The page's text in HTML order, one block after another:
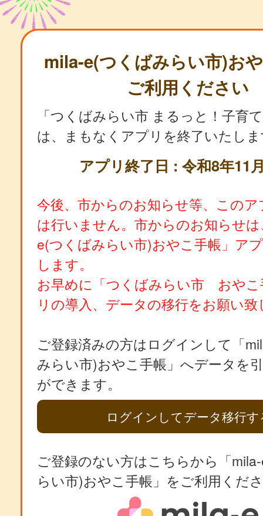
mila-e(つくばみらい市)お
ご利用ください
「つくばみらい市 まるっと！子育
は、まもなくアプリを終了いたし
アプリ終了日 : 令和8年11
今後、市からのお知らせ等、この
は行いません。市からのお知らせ
e(つくばみらい市)おやこ手帳」ア
します。
お早めに「つくばみらい市 おやこ
リの導入、データの移行をお願い
ご登録済みの方はログインして「
みらい市)おやこ手帳」へデータを
ができます。
ログインしてデータ移行す
ご登録のない方はこちらから「
らい市)おやこ手帳」をご利用くだ